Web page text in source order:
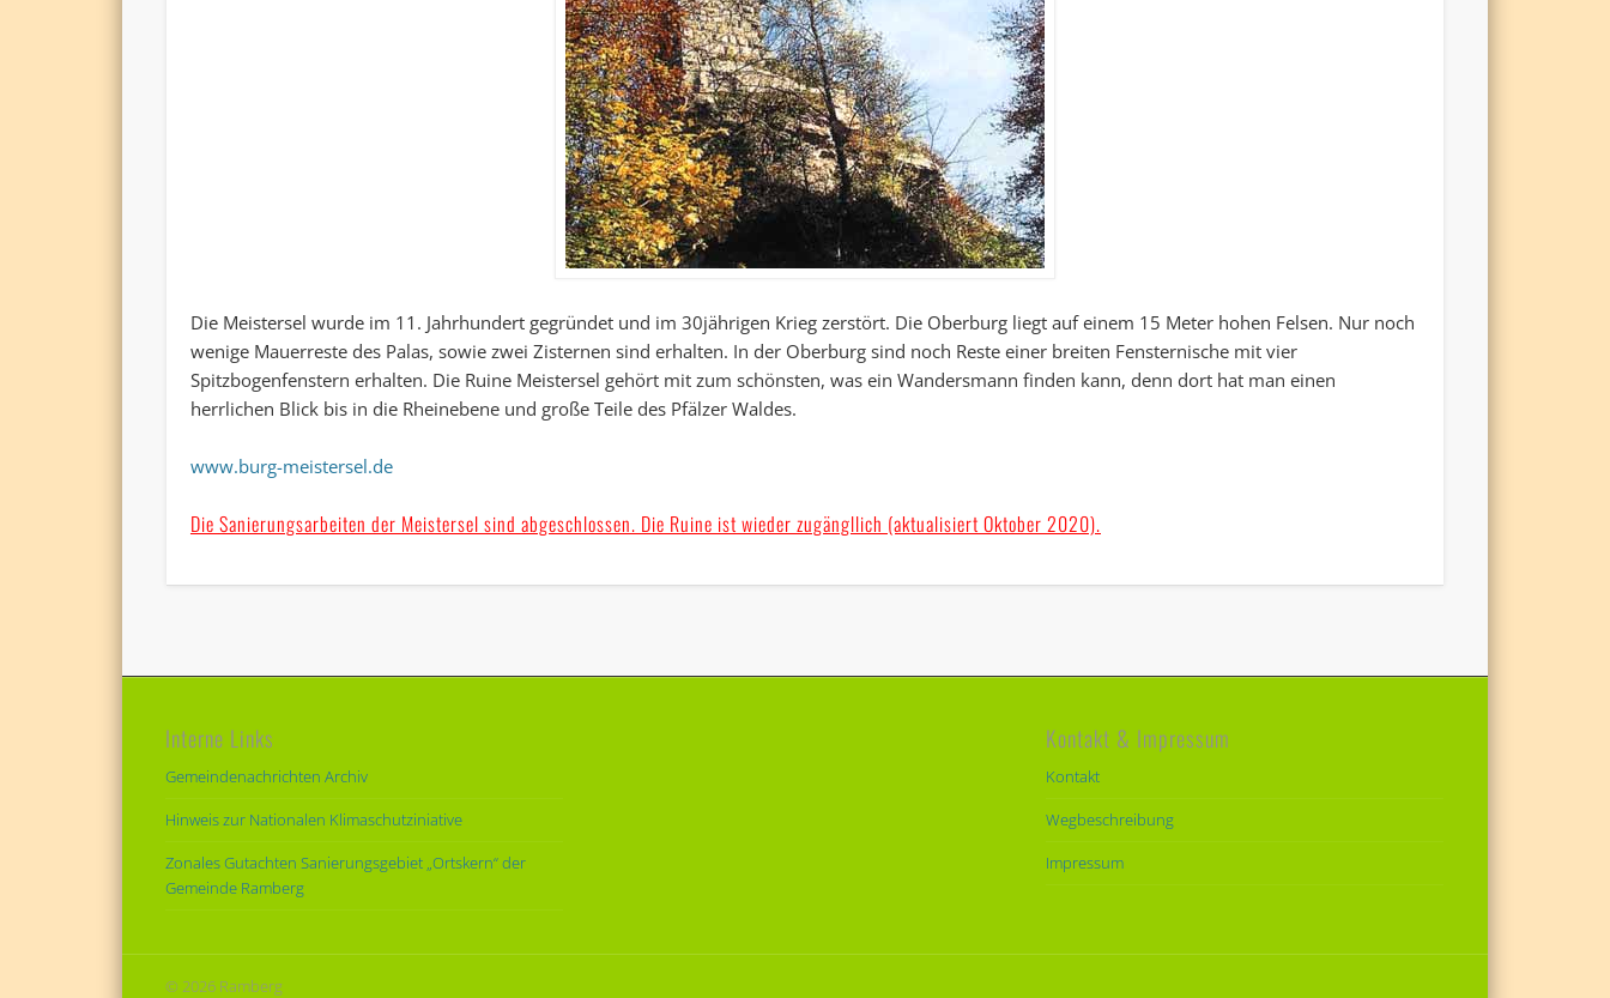
Die Meistersel wurde im 11. Jahrhundert gegründet und im 30jährigen Krieg zerstört. Die Oberburg liegt auf einem 15 Meter hohen Felsen. Nur noch
wenige Mauerreste des Palas, sowie zwei Zisternen sind erhalten. In der Oberburg sind noch Reste einer breiten Fensternische mit vier
Spitzbogenfenstern erhalten. Die Ruine Meistersel gehört mit zum schönsten, was ein Wandersmann finden kann, denn dort hat man einen
herrlichen Blick bis in die Rheinebene und große Teile des Pfälzer Waldes.
www.burg-meistersel.de
Die Sanierungsarbeiten der Meistersel sind abgeschlossen. Die Ruine ist wieder zugängllich (aktualisiert Oktober 2020).
Interne Links
Gemeindenachrichten Archiv
Hinweis zur Nationalen Klimaschutziniative
Zonales Gutachten Sanierungsgebiet „Ortskern“ der
Gemeinde Ramberg
Kontakt & Impressum
Kontakt
Wegbeschreibung
Impressum
© 2026 Ramberg